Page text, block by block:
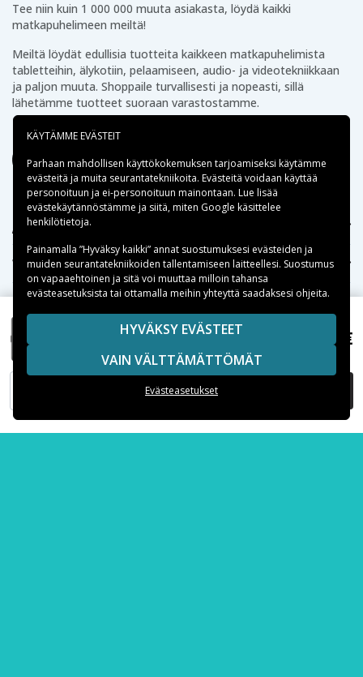
15,99 €
LISÄÄ OSTOSKORIIN
Tee niin kuin 1 000 000 muuta asiakasta, löydä kaikki
matkapuhelimeen meiltä!
Meiltä löydät edullisia tuotteita kaikkeen matkapuhelimista
tabletteihin, älykotiin, pelaamiseen, audio- ja videotekniikkaan
ja paljon muuta. Shoppaile turvallisesti ja nopeasti, sillä
lähetämme tuotteet suoraan varastostamme.
Apua
Tekniikkaosat.fi
Suositut iPhone-kuoret
Suositut Samsung-kuoret
Suositut varaosat
KÄYTÄMME EVÄSTEIT
Parhaan mahdollisen käyttökokemuksen tarjoamiseksi käytämme
evästeitä ja muita seurantatekniikoita. Evästeitä voidaan käyttää
personoituun ja ei-personoituun mainontaan. Lue lisää
evästekäytännöstämme ja siitä, miten Google käsittelee
henkilötietoja.
Painamalla ”Hyväksy kaikki” annat suostumuksesi evästeiden ja
muiden seurantatekniikoiden tallentamiseen laitteellesi. Suostumus
on vapaaehtoinen ja sitä voi muuttaa milloin tahansa
evästeasetuksista tai ottamalla meihin yhteyttä saadaksesi ohjeita.
HYVÄKSY EVÄSTEET
VAIN VÄLTTÄMÄTTÖMÄT
Evästeasetukset